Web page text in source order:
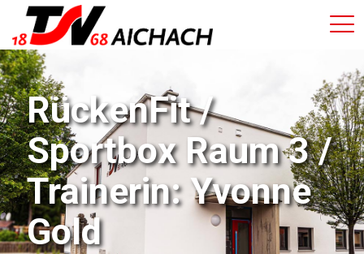
RückenFit /
Sportbox Raum 3 /
Trainerin: Yvonne
Gold